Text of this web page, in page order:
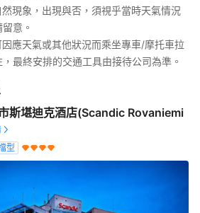
現象，出現與否，須視乎當時天氣情況
意。
因應天氣或其他狀況而乘坐專車/摩托車拉
最終安排的交通工具由接待公司為準。
斯堪迪克酒店(Scandic Rovaniemi
型